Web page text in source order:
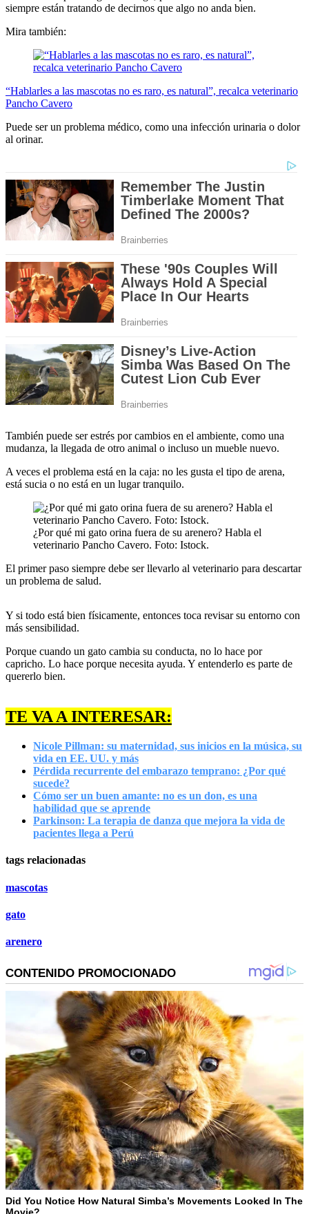
siempre están tratando de decirnos que algo no anda bien.
Mira también:
“Hablarles a las mascotas no es raro, es natural”, recalca veterinario
Pancho Cavero
Puede ser un problema médico, como una infección urinaria o dolor
al orinar.
También puede ser estrés por cambios en el ambiente, como una
mudanza, la llegada de otro animal o incluso un mueble nuevo.
A veces el problema está en la caja: no les gusta el tipo de arena,
está sucia o no está en un lugar tranquilo.
¿Por qué mi gato orina fuera de su arenero? Habla el
veterinario Pancho Cavero. Foto: Istock.
El primer paso siempre debe ser llevarlo al veterinario para descartar
un problema de salud.
Y si todo está bien físicamente, entonces toca revisar su entorno con
más sensibilidad.
Porque cuando un gato cambia su conducta, no lo hace por
capricho. Lo hace porque necesita ayuda. Y entenderlo es parte de
quererlo bien.
TE VA A INTERESAR:
Nicole Pillman: su maternidad, sus inicios en la música, su
vida en EE. UU. y más
Pérdida recurrente del embarazo temprano: ¿Por qué
sucede?
Cómo ser un buen amante: no es un don, es una
habilidad que se aprende
Parkinson: La terapia de danza que mejora la vida de
pacientes llega a Perú
tags relacionadas
mascotas
gato
arenero